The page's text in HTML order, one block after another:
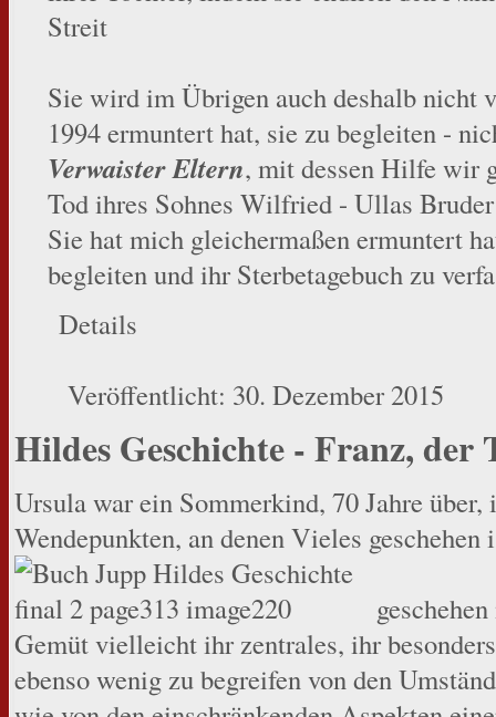
Streit
Sie wird im Übrigen auch deshalb nicht
1994 ermuntert hat, sie zu begleiten -
Verwaister Eltern, mit dessen Hilfe wir
Tod ihres Sohnes Wilfried - Ullas
Sie hat mich gleichermaßen ermuntert
begleiten und ihr Sterbetagebuch zu
Details
Veröffentlicht: 30. Dezember 2015
Hildes Geschichte - Franz, der
Ursula war ein Sommerkind, 70 Jahre
Wendepunkten, an denen Vieles
Gemüt vielleicht ihr zentrales, ihr
ebenso wenig zu begreifen von den